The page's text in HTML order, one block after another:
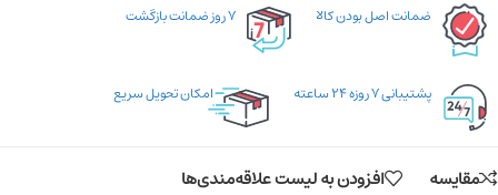
ضمانت اصل بودن کالا ۷ روز ضمانت بازگشت
پشتیبانی ۷ روزه ۲۴ ساعته امکان تحویل سریع
مقایسه افزودن به لیست علاقه‌مندی‌ها